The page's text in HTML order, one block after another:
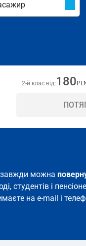
2-й клас від: 180
завжди можна
студентів і
на e-mail і